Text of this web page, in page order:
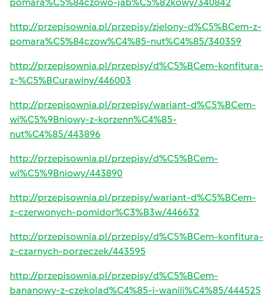
http://przepisownia.pl/przepisy/zielony-d%C5%BCem-z-
pomara%C5%84czow%C4%85-nut%C4%85/340359
http://przepisownia.pl/przepisy/d%C5%BCem-konfitura-
z-%C5%BCurawiny/446003
http://przepisownia.pl/przepisy/wariant-d%C5%BCem-
wi%C5%9Bniowy-z-korzenn%C4%85-
nut%C4%85/443896
http://przepisownia.pl/przepisy/d%C5%BCem-
wi%C5%9Bniowy/443890
http://przepisownia.pl/przepisy/wariant-d%C5%BCem-
z-czerwonych-pomidor%C3%B3w/446632
http://przepisownia.pl/przepisy/d%C5%BCem-konfitura-
z-czarnych-porzeczek/443595
http://przepisownia.pl/przepisy/d%C5%BCem-
bananowy-z-czekolad%C4%85-i-wanili%C4%85/444525